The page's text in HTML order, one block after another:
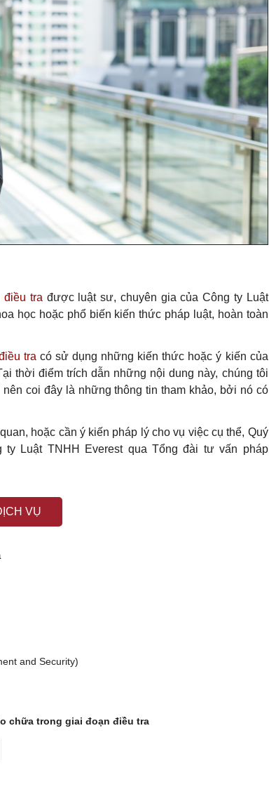
điều tra được luật sư, chuyên gia của Công ty Luật
học hoặc phổ biến kiến thức pháp luật, hoàn toàn
tra có sử dụng những kiến thức hoặc ý kiến của
thời điểm trích dẫn những nội dung này, chúng tôi
coi đây là những thông tin tham khảo, bởi nó có
hoặc cần ý kiến pháp lý cho vụ việc cụ thể, Quý
Luật TNHH Everest qua Tổng đài tư vấn pháp
VỤ
and Security)
chữa trong giai đoạn điều tra